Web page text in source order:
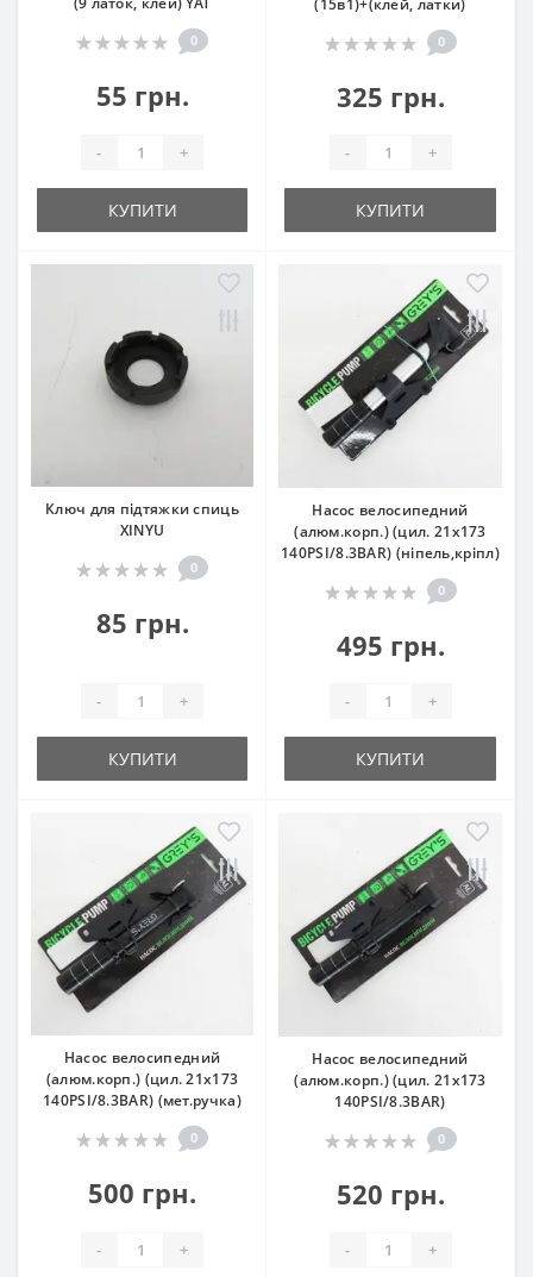
0
55 грн.
- +
КУПИТИ
(15в1)+(клей, латки)
0
325 грн.
- +
КУПИТИ
Ключ для підтяжки спиць
XINYU
0
85 грн.
- +
КУПИТИ
Насос велосипедний
(алюм.корп.) (цил. 21х173
140PSI/8.3BAR) (ніпель,кріпл)
0
495 грн.
- +
КУПИТИ
Насос велосипедний
(алюм.корп.) (цил. 21х173
140PSI/8.3BAR) (мет.ручка)
0
500 грн.
- +
Насос велосипедний
(алюм.корп.) (цил. 21х173
140PSI/8.3BAR)
0
520 грн.
- +